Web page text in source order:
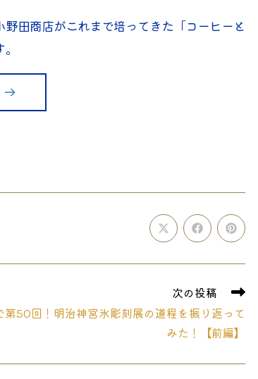
田商店がこれまで培ってきた「コーヒーと
Opens
in
new
Opens
in
new
Opens
in
new
次の投稿
第50回！明治神宮氷彫刻展の道程を振り返って
みた！【前編】